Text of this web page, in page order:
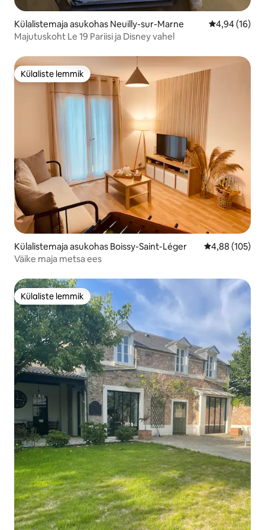
Külalistemaja asukohas Neuilly-sur-Marne Keskmine
4,94 (16)
Majutuskoht Le 19 Pariisi ja Disney vahel
Külaliste lemmik
Külaliste lemmik
Külalistemaja asukohas Boissy-Saint-Léger Keskmine
4,88 (105)
Väike maja metsa ees
Külaliste lemmik
Külaliste lemmik